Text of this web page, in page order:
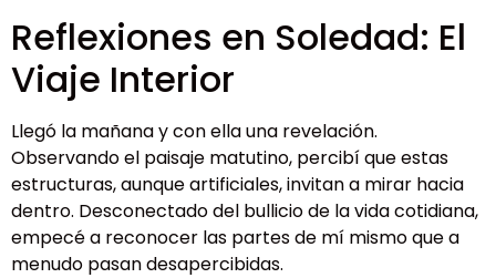
Reflexiones en Soledad: El
Viaje Interior
Llegó la mañana y con ella una revelación.
Observando el paisaje matutino, percibí que estas
estructuras, aunque artificiales, invitan a mirar hacia
dentro. Desconectado del bullicio de la vida cotidiana,
empecé a reconocer las partes de mí mismo que a
menudo pasan desapercibidas.